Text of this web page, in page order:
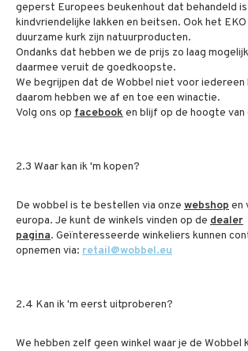
geperst Europees beukenhout dat behandeld
kindvriendelijke lakken en beitsen. Ook het
duurzame kurk zijn natuurproducten.
Ondanks dat hebben we de prijs zo laag
daarmee veruit de goedkoopste.
We begrijpen dat de Wobbel niet voor iedereen
daarom hebben we af en toe een winactie.
Volg ons op facebook en blijf op de hoogte van
2.3 Waar kan ik 'm kopen?
De wobbel is te bestellen via onze webshop en
europa. Je kunt de winkels vinden op de dealer
pagina. Geïnteresseerde winkeliers kunnen
opnemen via: retail@wobbel.eu
2.4 Kan ik 'm eerst uitproberen?
We hebben zelf geen winkel waar je de Wobbel